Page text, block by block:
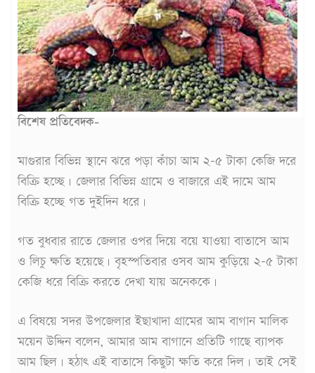
বিশেষ প্রতিবেদক-
মাগুরার বিভিন্ন স্থানে ঝরে পড়া কাঁচা আম ২-৫ টাকা কেজি দরে
বিক্রি হচ্ছে। জেলার বিভিন্ন গ্রামে ও বাজারে এই দামে আম
বিক্রি হচ্ছে গত দুইদিন ধরে।
গত বুধবার রাতে জেলার ওপর দিয়ে বয়ে যাওয়া বাতাসে আম
ও লিচু ক্ষতি হয়েছে। বৃহস্পতিবার ওসব আম কুড়িয়ে ২-৫ টাকা
কেজি ধরে বিক্রি করতে দেখা যায় অনেককে।
এ বিষয়ে সদর উপজেলার ইছাখাদা গ্রামের আম বাগান মালিক
ময়েন উদ্দিন বলেন, আমার আম বাগানে প্রতিটি গাছে ব্যাপক
আম ছিল। হঠাৎ এই বাতাসে কিছুটা ক্ষতি করে দিল। তাই সেই